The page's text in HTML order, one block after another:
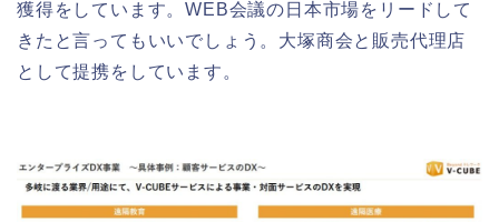
獲得をしています。WEB会議の日本市場をリードして
きたと言ってもいいでしょう。大塚商会と販売代理店
として提携をしています。